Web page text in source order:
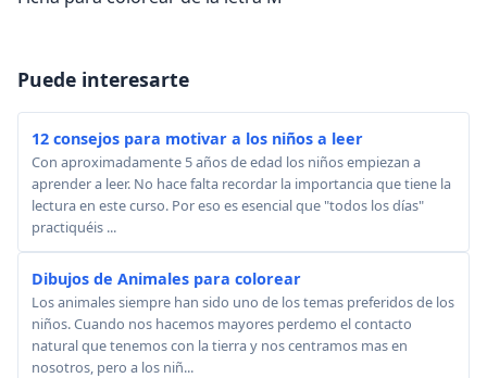
Puede interesarte
12 consejos para motivar a los niños a leer
Con aproximadamente 5 años de edad los niños empiezan a
aprender a leer. No hace falta recordar la importancia que tiene la
lectura en este curso. Por eso es esencial que "todos los días"
practiquéis ...
Dibujos de Animales para colorear
Los animales siempre han sido uno de los temas preferidos de los
niños. Cuando nos hacemos mayores perdemo el contacto
natural que tenemos con la tierra y nos centramos mas en
nosotros, pero a los niñ...